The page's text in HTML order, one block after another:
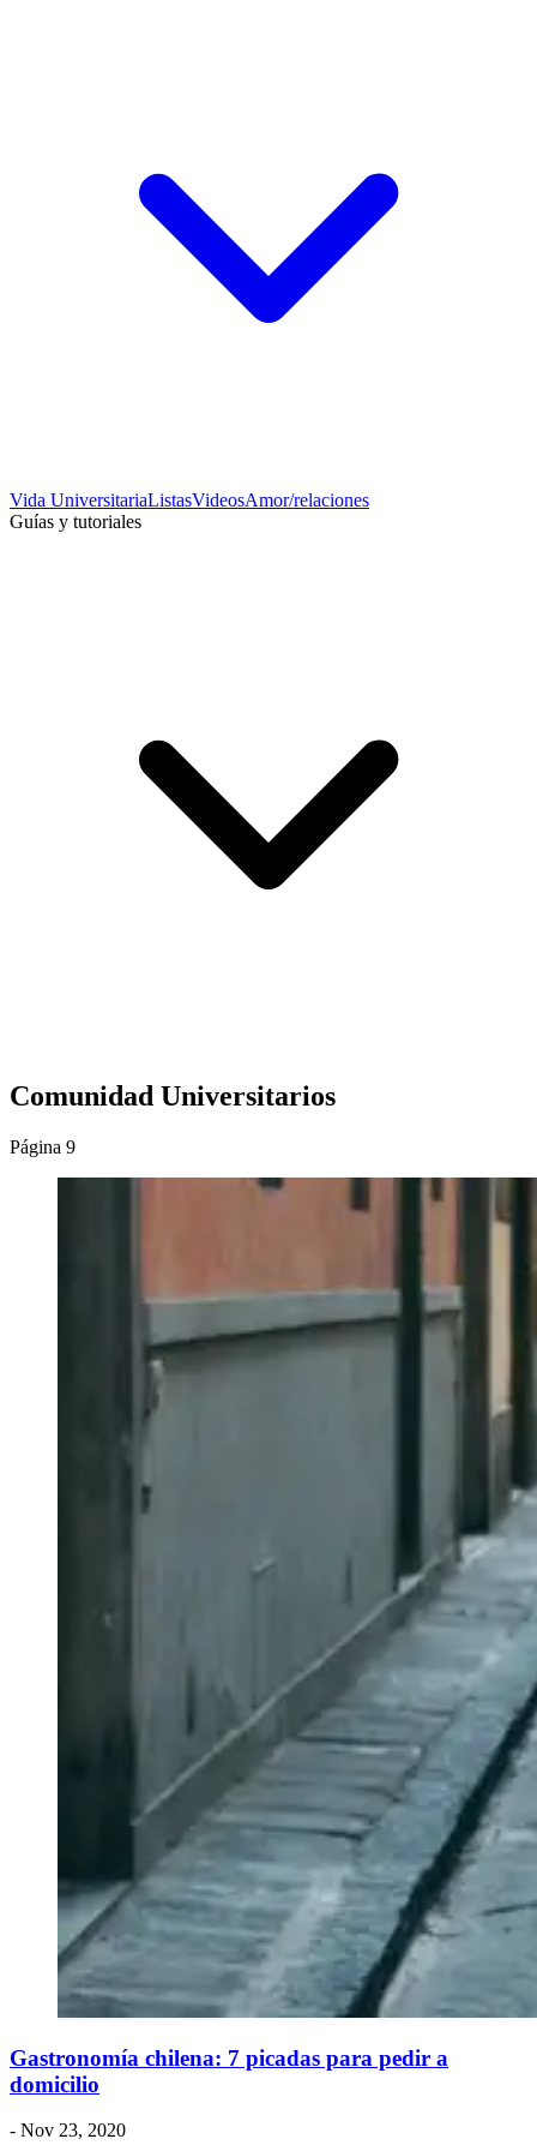
Vida UniversitariaListasVideosAmor/relaciones
Guías y tutoriales
Comunidad Universitarios
Página 9
Gastronomía chilena: 7 picadas para pedir a
domicilio
- Nov 23, 2020